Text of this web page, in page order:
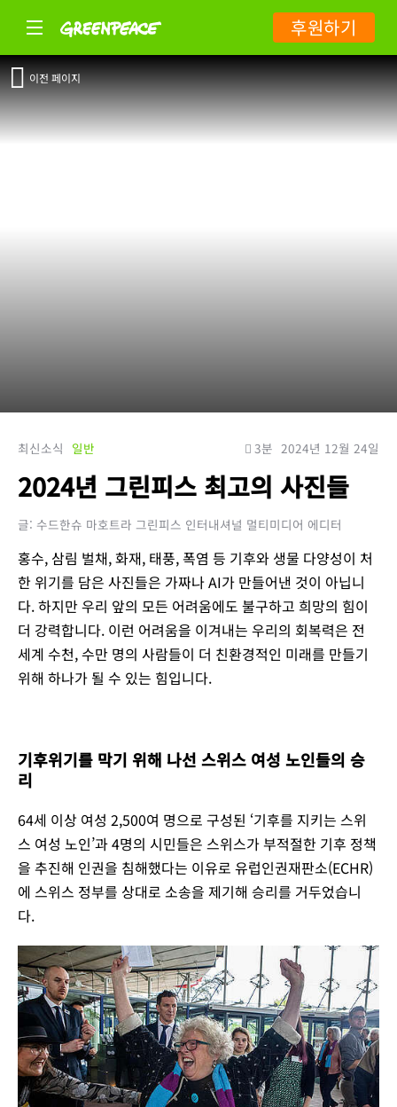
후원하기
이전 페이지
최신소식 일반 3분 2024년 12월 24일
2024년 그린피스 최고의 사진들
글: 수드한슈 마호트라 그린피스 인터내셔널 멀티미디어 에디터
홍수, 삼림 벌채, 화재, 태풍, 폭염 등 기후와 생물 다양성이 처
한 위기를 담은 사진들은 가짜나 AI가 만들어낸 것이 아닙니
다. 하지만 우리 앞의 모든 어려움에도 불구하고 희망의 힘이
더 강력합니다. 이런 어려움을 이겨내는 우리의 회복력은 전
세계 수천, 수만 명의 사람들이 더 친환경적인 미래를 만들기
위해 하나가 될 수 있는 힘입니다.
기후위기를 막기 위해 나선 스위스 여성 노인들의 승
리
64세 이상 여성 2,500여 명으로 구성된 ‘기후를 지키는 스위
스 여성 노인’과 4명의 시민들은 스위스가 부적절한 기후 정책
을 추진해 인권을 침해했다는 이유로 유럽인권재판소(ECHR)
에 스위스 정부를 상대로 소송을 제기해 승리를 거두었습니
다.